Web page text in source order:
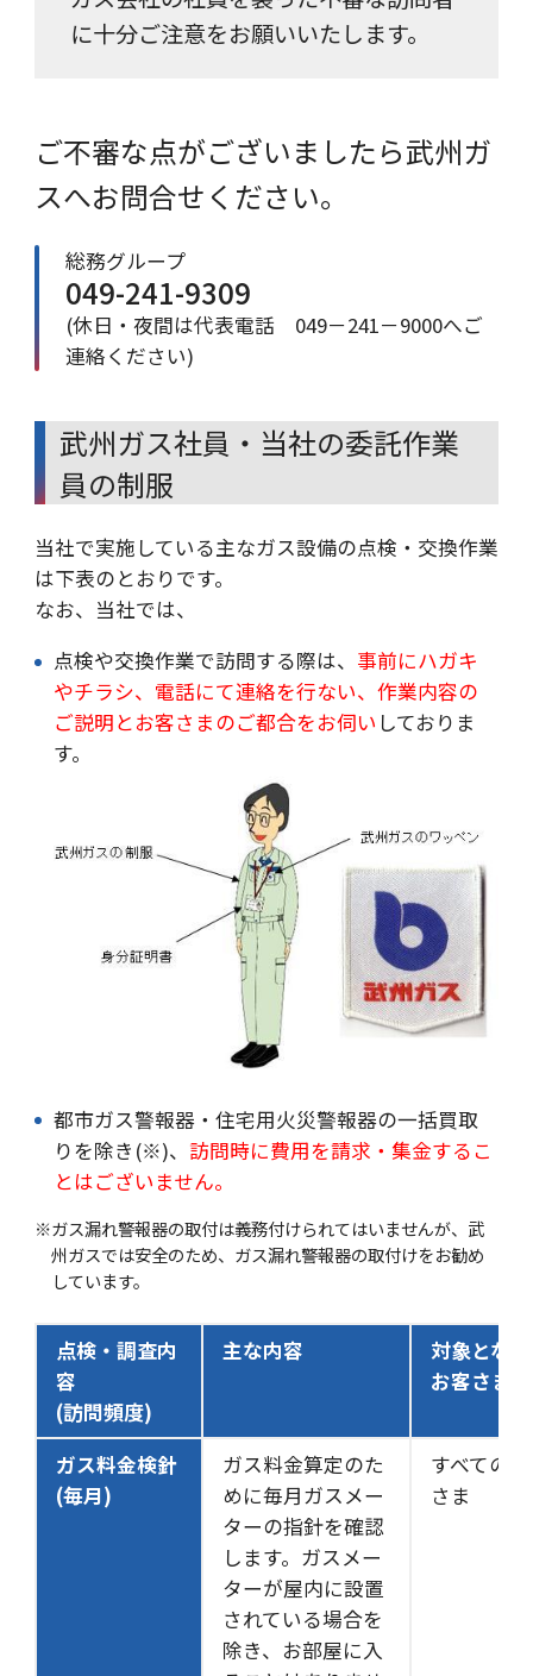
に十分ご注意をお願いいたします。
ご不審な点がございましたら武州ガ
スへお問合せください。
総務グループ
049-241-9309
(休日・夜間は代表電話 049－241－9000へご
連絡ください)
武州ガス社員・当社の委託作業
員の制服
当社で実施している主なガス設備の点検・交換作業
は下表のとおりです。
なお、当社では、
点検や交換作業で訪問する際は、 事前にハガキ
やチラシ、電話にて連絡を行ない、作業内容の
ご説明とお客さまのご都合をお伺い しておりま
す。
都市ガス警報器・住宅用火災警報器の一括買取
りを除き(※)、 訪問時に費用を請求・集金するこ
とはございません。
※ガス漏れ警報器の取付は義務付けられてはいませんが、武
州ガスでは安全のため、ガス漏れ警報器の取付けをお勧め
しています。
点検・調査内
容
(訪問頻度)
主な内容
対象となる
お客さま
ガス料金検針
(毎月)
ガス料金算定のた
めに毎月ガスメー
ターの指針を確認
します。ガスメー
ターが屋内に設置
されている場合を
除き、お部屋に入
すべての
さま